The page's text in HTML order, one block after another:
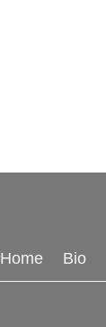
Home Bio